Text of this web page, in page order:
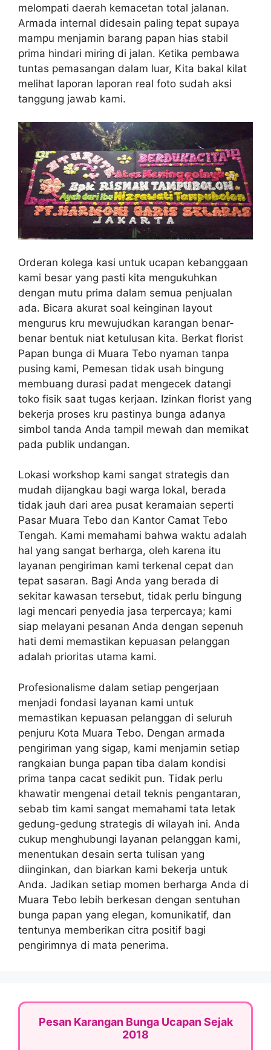
melompati daerah kemacetan total jalanan.
Armada internal didesain paling tepat supaya
mampu menjamin barang papan hias stabil
prima hindari miring di jalan. Ketika pembawa
tuntas pemasangan dalam luar, Kita bakal kilat
melihat laporan laporan real foto sudah aksi
tanggung jawab kami.
Orderan kolega kasi untuk ucapan kebanggaan
kami besar yang pasti kita mengukuhkan
dengan mutu prima dalam semua penjualan
ada. Bicara akurat soal keinginan layout
mengurus kru mewujudkan karangan benar-
benar bentuk niat ketulusan kita. Berkat florist
Papan bunga di Muara Tebo nyaman tanpa
pusing kami, Pemesan tidak usah bingung
membuang durasi padat mengecek datangi
toko fisik saat tugas kerjaan. Izinkan florist yang
bekerja proses kru pastinya bunga adanya
simbol tanda Anda tampil mewah dan memikat
pada publik undangan.
Lokasi workshop kami sangat strategis dan
mudah dijangkau bagi warga lokal, berada
tidak jauh dari area pusat keramaian seperti
Pasar Muara Tebo dan Kantor Camat Tebo
Tengah. Kami memahami bahwa waktu adalah
hal yang sangat berharga, oleh karena itu
layanan pengiriman kami terkenal cepat dan
tepat sasaran. Bagi Anda yang berada di
sekitar kawasan tersebut, tidak perlu bingung
lagi mencari penyedia jasa terpercaya; kami
siap melayani pesanan Anda dengan sepenuh
hati demi memastikan kepuasan pelanggan
adalah prioritas utama kami.
Profesionalisme dalam setiap pengerjaan
menjadi fondasi layanan kami untuk
memastikan kepuasan pelanggan di seluruh
penjuru Kota Muara Tebo. Dengan armada
pengiriman yang sigap, kami menjamin setiap
rangkaian bunga papan tiba dalam kondisi
prima tanpa cacat sedikit pun. Tidak perlu
khawatir mengenai detail teknis pengantaran,
sebab tim kami sangat memahami tata letak
gedung-gedung strategis di wilayah ini. Anda
cukup menghubungi layanan pelanggan kami,
menentukan desain serta tulisan yang
diinginkan, dan biarkan kami bekerja untuk
Anda. Jadikan setiap momen berharga Anda di
Muara Tebo lebih berkesan dengan sentuhan
bunga papan yang elegan, komunikatif, dan
tentunya memberikan citra positif bagi
pengirimnya di mata penerima.
Pesan Karangan Bunga Ucapan Sejak
2018